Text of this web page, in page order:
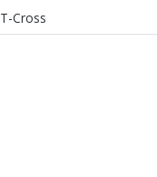
T-Cross